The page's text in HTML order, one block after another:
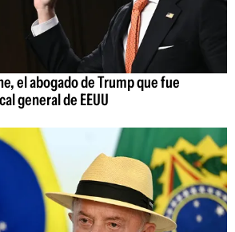
el abogado de Trump que fue
general de EEUU